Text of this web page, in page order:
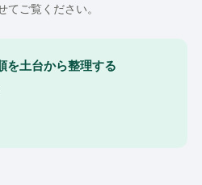
てご覧ください。
を土台から整理する